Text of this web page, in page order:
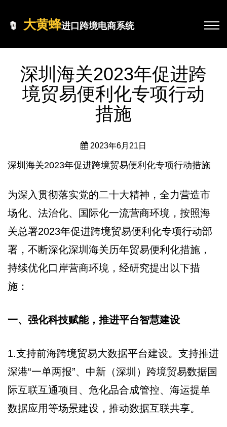
大黄蜂进口跨境电商系统
深圳海关2023年促进跨
境贸易便利化专项行动
措施
2023年6月21日
深圳海关2023年促进跨境贸易便利化专项行动措施
为深入贯彻落实党的二十大精神，全力营造市
场化、法治化、国际化一流营商环境，按照海
关总署2023年促进跨境贸易便利化专项行动部
署，不断深化深圳海关历年贸易便利化措施，
持续优化口岸营商环境，经研究提出以下措
施：
一、强化科技赋能，推进平台智慧建设
1.支持前海跨境贸易大数据平台建设。支持推进
深港“一单两报”、中新（深圳）跨境贸易数据国
际互联互通项目、危化品合成管控、海运提单
数据应用等场景建设，推动数据互联共享。